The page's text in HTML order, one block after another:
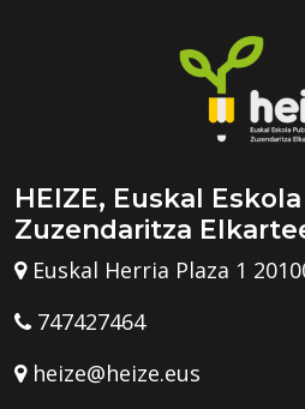
HEIZE, Euskal
Zuzendaritza
Euskal Herria Plaza 1
747427464
heize@heize.eus